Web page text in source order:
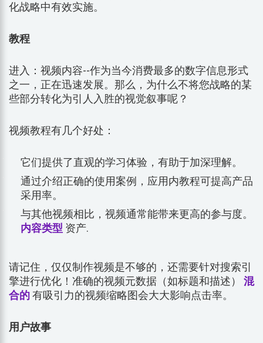
化战略中有效实施。
教程
进入：视频内容--作为当今消费最多的数字信息形式
之一，正在迅速发展。那么，为什么不将您战略的某
些部分转化为引人入胜的视觉叙事呢？
视频教程有几个好处：
它们提供了直观的学习体验，有助于加深理解。
通过介绍正确的使用案例，应用内教程可提高产品
采用率。
与其他视频相比，视频通常能带来更高的参与度。
内容类型 资产.
请记住，仅仅制作视频是不够的，还需要针对搜索引
擎进行优化！准确的视频元数据（如标题和描述） 混
合的有吸引力的视频缩略图会大大影响点击率。
用户故事